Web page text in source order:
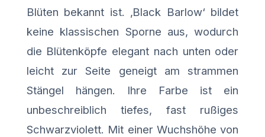
Blüten bekannt ist. ‚Black Barlow‘ bildet
keine klassischen Sporne aus, wodurch
die Blütenköpfe elegant nach unten oder
leicht zur Seite geneigt am strammen
Stängel hängen. Ihre Farbe ist ein
unbeschreiblich tiefes, fast rußiges
Schwarzviolett. Mit einer Wuchshöhe von